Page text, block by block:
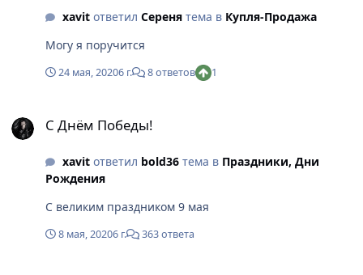
xavitответил Серенятема в Купля-Продажа
Могу я поручится
24 мая, 20206 г. 8 ответов 1
С Днём Победы!
xavitответил bold36тема в Праздники, Дни
Рождения
С великим праздником 9 мая
8 мая, 20206 г. 363 ответа